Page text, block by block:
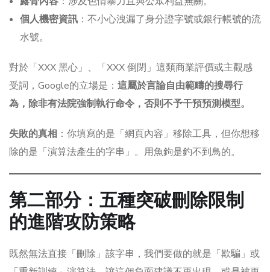
個人機密資訊 ：不小心洩漏了身分證字號或銀行帳號的流
水號。
對於「XXX 黑心」、「XXX 倒閉」這類商業評價或主觀感
受詞，Google的立場是： 這屬於言論自由範疇的搜尋行
為，除非有法院強制執行命令，否則不予干預預測模型。
失敗的真相 ：你填寫的是「網頁內容」移除工具，但你想移
除的是「演算法產生的字串」。用魚鉤是釣不到鳥的。
第二部分：五種突破刪除限制
的進階攻防策略
既然無法直接「刪除」該字串，我們要做的就是「欺騙」或